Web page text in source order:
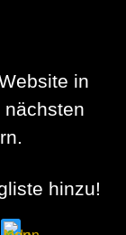
in
hinzu!